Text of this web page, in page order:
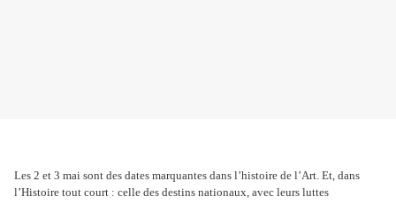
Les 2 et 3 mai sont des dates marquantes dans l’histoire de l’Art. Et, dans
l’Histoire tout court : celle des destins nationaux, avec leurs luttes